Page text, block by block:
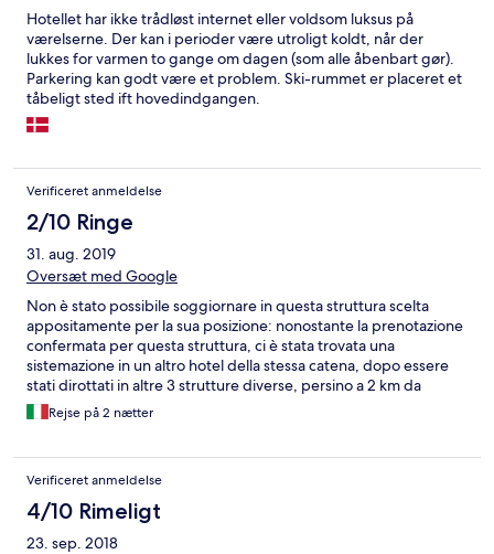
Hotellet har ikke trådløst internet eller voldsom luksus på
værelserne. Der kan i perioder være utroligt koldt, når der
lukkes for varmen to gange om dagen (som alle åbenbart gør).
Parkering kan godt være et problem. Ski-rummet er placeret et
tåbeligt sted ift hovedindgangen.
Verificeret anmeldelse
2/10 Ringe
31. aug. 2019
Oversæt med Google
Non è stato possibile soggiornare in questa struttura scelta
appositamente per la sua posizione: nonostante la prenotazione
confermata per questa struttura, ci è stata trovata una
sistemazione in un altro hotel della stessa catena, dopo essere
stati dirottati in altre 3 strutture diverse, persino a 2 km da
Canazei...Il nuovo hotel però era a circa ad 1 km dall'Hotel
Dolomiti.
Rejse på 2 nætter
Verificeret anmeldelse
4/10 Rimeligt
23. sep. 2018